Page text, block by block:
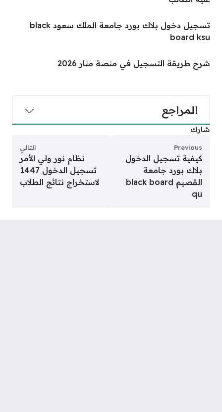
تسجيل دخول بلاك بورد جامعة الملك سعود black
board ksu
شرح طريقة التسجيل في منصة منار 2026
المراجع
شارك
Previous
كيفية تسجيل الدخول
بلاك بورد جامعة
القصيم black board
qu
التالي
نظام نور ولي الأمر
تسجيل الدخول 1447
لاستخراج نتائج الطلاب